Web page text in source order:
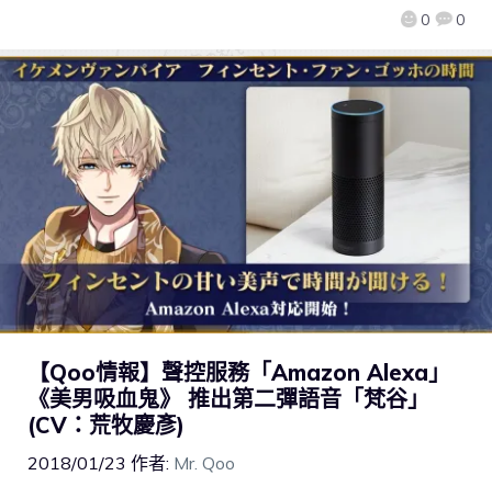
0 0
【Qoo情報】聲控服務「Amazon Alexa」
《美男吸血鬼》 推出第二彈語音「梵谷」
(CV：荒牧慶彥)
2018/01/23 作者: Mr. Qoo